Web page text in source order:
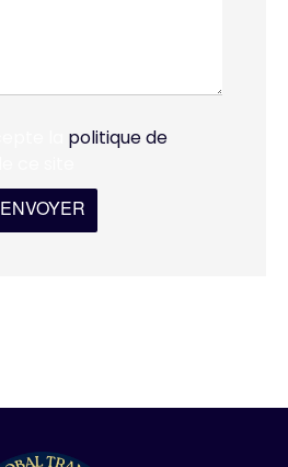
politique de
ENVOYER